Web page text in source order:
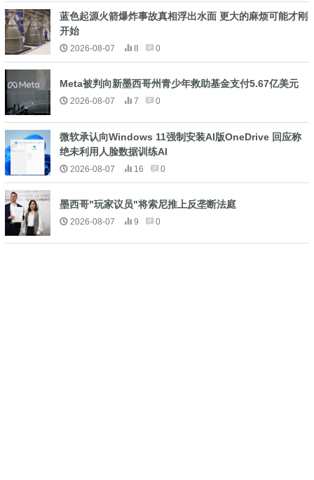
蓝色起源火箭爆炸事故真相浮出水面 更大的麻烦可能才刚
开始
2026-08-07 8 0
Meta被判向新墨西哥州青少年救助基金支付5.67亿美元
2026-08-07 7 0
微软承认向Windows 11强制安装AI版OneDrive 回应称
绝未利用人脸数据训练AI
2026-08-07 16 0
墨西哥"玩家议员"将索尼推上反垄断法庭
2026-08-07 9 0